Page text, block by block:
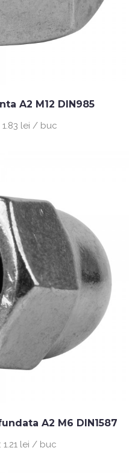
A2 M12 DIN985
1.83 lei / buc
A2 M6 DIN1587
1.21 lei / buc